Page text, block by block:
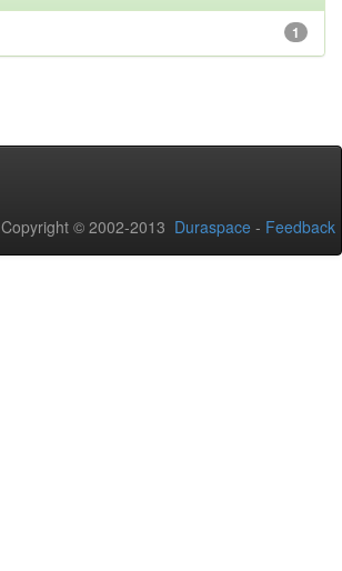
1
Copyright © 2002-2013 Duraspace - Feedback